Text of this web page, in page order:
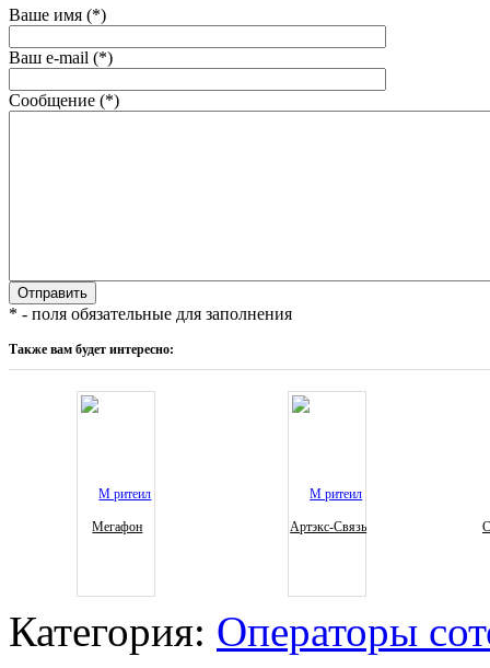
Ваше имя (*)
Ваш e-mail (*)
Сообщение (*)
* - поля обязательные для заполнения
Также вам будет интересно:
Мегафон Артэкс-Связь
Категория: Операторы